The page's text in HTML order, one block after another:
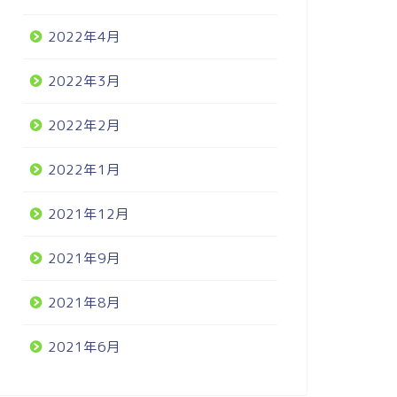
2022年4月
2022年3月
2022年2月
2022年1月
2021年12月
2021年9月
2021年8月
2021年6月